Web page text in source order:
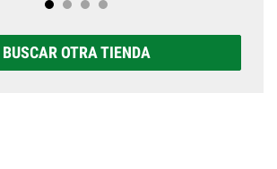
BUSCAR OTRA TIENDA